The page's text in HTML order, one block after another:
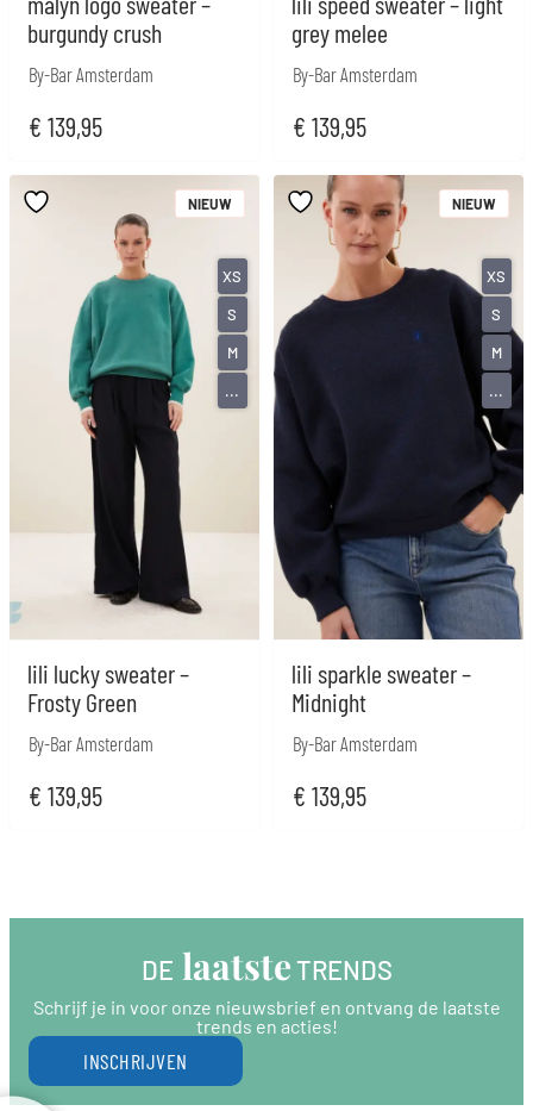
burgundy crush
By-Bar Amsterdam
€ 139,95
grey melee
By-Bar Amsterdam
€ 139,95
lili lucky sweater –
Frosty Green
By-Bar Amsterdam
€ 139,95
NIEUW
XS
S
M
...
lili sparkle sweater –
Midnight
By-Bar Amsterdam
€ 139,95
NIEUW
XS
S
M
...
DE laatste TRENDS
Schrijf je in voor onze nieuwsbrief en ontvang de laatste
trends en acties!
INSCHRIJVEN